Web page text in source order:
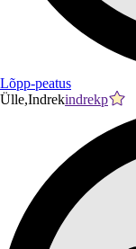
Lõpp-peatus
Ülle,Indrekindrekp